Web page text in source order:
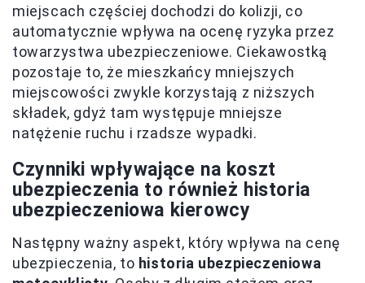
miejscach częściej dochodzi do kolizji, co
automatycznie wpływa na ocenę ryzyka przez
towarzystwa ubezpieczeniowe. Ciekawostką
pozostaje to, że mieszkańcy mniejszych
miejscowości zwykle korzystają z niższych
składek, gdyż tam występuje mniejsze
natężenie ruchu i rzadsze wypadki.
Czynniki wpływające na koszt
ubezpieczenia to również historia
ubezpieczeniowa kierowcy
Następny ważny aspekt, który wpływa na cenę
ubezpieczenia, to historia ubezpieczeniowa